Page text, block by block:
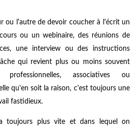
ou l'autre de devoir coucher à l'écrit un
ou un webinaire, des réunions de
une interview ou des instructions
qui revient plus ou moins souvent
associatives ou
qu'en soit la raison, c'est toujours une
fastidieux.
toujours plus vite et dans lequel on